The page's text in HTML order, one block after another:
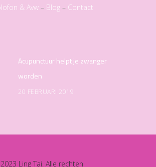
& Avw – Blog – Contact
Acupunctuur helpt je zwanger
worden
20 FEBRUARI 2019
Ling Tai. Alle rechten